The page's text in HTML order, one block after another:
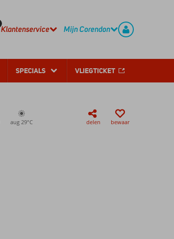
Klantenservice Mijn Corendon
SPECIALS VLIEGTICKET
aug 29°C delen bewaar